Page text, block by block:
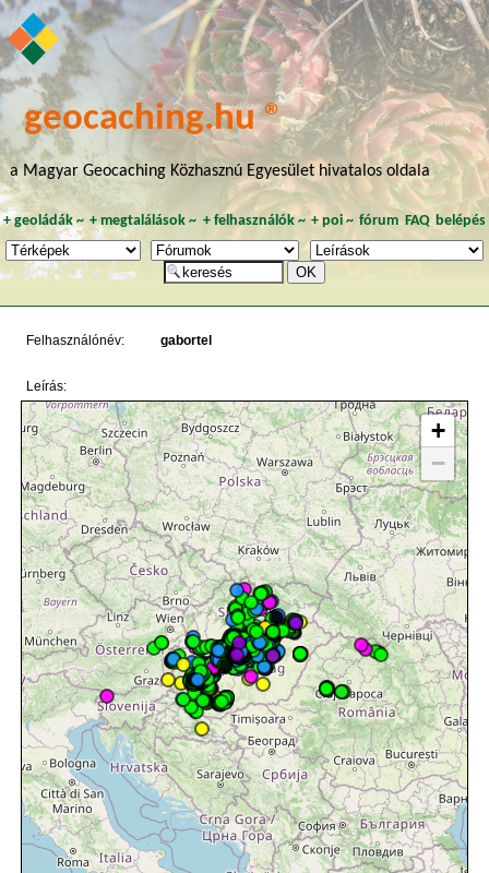
geocaching.hu ®
a Magyar Geocaching Közhasznú Egyesület hivatalos oldala
+geoládák~ +megtalálások ~ + felhasználók~ +poi~ fórum FAQ belépés
Felhasználónév: gabortel
Leírás:
+
−